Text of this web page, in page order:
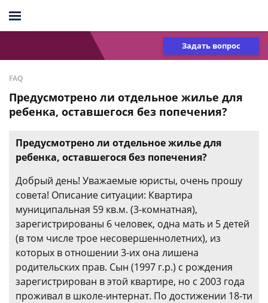
Задать вопрос
FAQ
Предусмотрено ли отдельное жилье для
ребенка, оставшегося без попечения?
Предусмотрено ли отдельное жилье для
ребенка, оставшегося без попечения?
Добрый день! Уважаемые юристы, очень прошу
совета! Описание ситуации: Квартира
муниципальная 59 кв.м. (3-комнатная),
зарегистрированы 6 человек, одна мать и 5 детей
(в том числе трое несовершеннолетних), из
которых в отношении 3-их она лишена
родительских прав. Сын (1997 г.р.) с рождения
зарегистрирован в этой квартире, но с 2003 года
проживал в школе-интернат. По достижении 18-ти